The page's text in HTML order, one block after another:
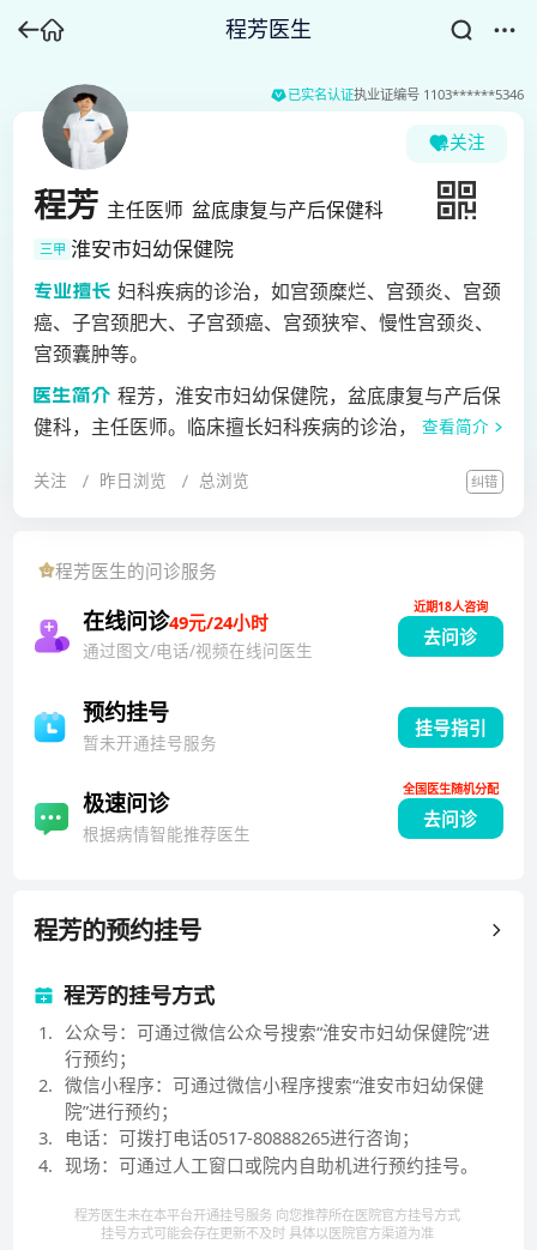
程芳医生
已实名认证执业证编号 1103******5346
关注
程芳 主任医师 盆底康复与产后保健科
三甲 淮安市妇幼保健院
妇科疾病的诊治，如宫颈糜烂、宫颈炎、宫颈
癌、子宫颈肥大、子宫颈癌、宫颈狭窄、慢性宫颈炎、
宫颈囊肿等。
程芳，淮安市妇幼保健院，盆底康复与产后保
健科，主任医师。临床擅长妇科疾病的诊治，如宫颈糜
窄、慢性宫颈炎、宫颈囊肿等。为中华预防医学会盆底
学组委员、江苏省预防医学会保健分会盆底学组委员。
先后两次赴法国蒙彼利埃、尼姆医院及比利时自由大学
盆底中心学习，运用CMLV技术治疗薄型子宫内膜不孕
奖；为了解决困扰女性生活的产后腰骶及盆腔疼痛问
题，运用触发点技术+仿生物理电刺激技术在国内首创
幼保健新技术引进二等奖。
查看简介
关注 昨日浏览 总浏览 纠错
程芳医生的问诊服务
在线问诊49元/24小时
通过图文/电话/视频在线问医生
去问诊
近期18人咨询
预约挂号
暂未开通挂号服务
挂号指引
极速问诊
根据病情智能推荐医生
去问诊
全国医生随机分配
程芳的预约挂号
程芳的挂号方式
1. 公众号：可通过微信公众号搜索“淮安市妇幼保健院”进
行预约；
2. 微信小程序：可通过微信小程序搜索“淮安市妇幼保健
院”进行预约；
3. 电话：可拨打电话0517-80888265进行咨询；
4. 现场：可通过人工窗口或院内自助机进行预约挂号。
程芳医生未在本平台开通挂号服务 向您推荐所在医院官方挂号方式
挂号方式可能会存在更新不及时 具体以医院官方渠道为准